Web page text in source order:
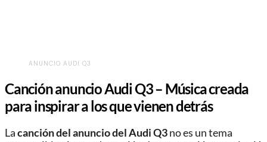
ANUNCIO AUDI Q3
Canción anuncio Audi Q3 – Música creada
para inspirar a los que vienen detrás
Lacanción del anuncio del Audi Q3no es un tema